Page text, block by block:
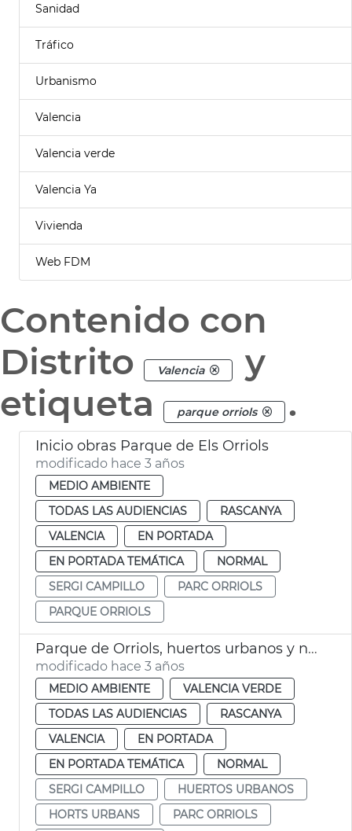
Sanidad
Tráfico
Urbanismo
Valencia
Valencia verde
Valencia Ya
Vivienda
Web FDM
Contenido con
Distrito
Valencia
y
etiqueta
parque orriols .
Inicio obras Parque de Els Orriols
modificado hace 3 años
MEDIO AMBIENTE
TODAS LAS AUDIENCIAS
RASCANYA
VALENCIA
EN PORTADA
EN PORTADA TEMÁTICA
NORMAL
SERGI CAMPILLO
PARC ORRIOLS
PARQUE ORRIOLS
Parque de Orriols, huertos urbanos y nuevo jardín
modificado hace 3 años
MEDIO AMBIENTE
VALENCIA VERDE
TODAS LAS AUDIENCIAS
RASCANYA
VALENCIA
EN PORTADA
EN PORTADA TEMÁTICA
NORMAL
SERGI CAMPILLO
HUERTOS URBANOS
HORTS URBANS
PARC ORRIOLS